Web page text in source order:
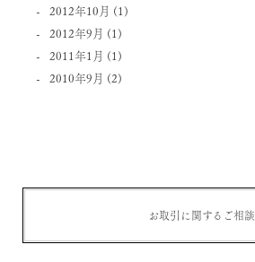
2012年10月 (1)
2012年9月 (1)
2011年1月 (1)
2010年9月 (2)
お取引に関するご相談